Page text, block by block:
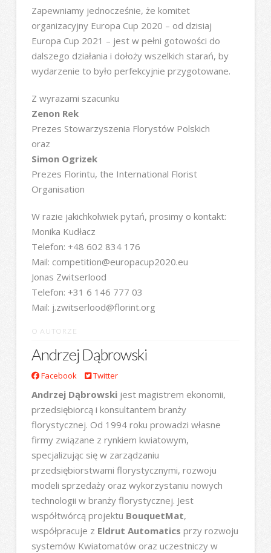
Zapewniamy jednocześnie, że komitet
organizacyjny Europa Cup 2020 – od dzisiaj
Europa Cup 2021 – jest w pełni gotowości do
dalszego działania i dołoży wszelkich starań, by
wydarzenie to było perfekcyjnie przygotowane.
Z wyrazami szacunku
Zenon Rek
Prezes Stowarzyszenia Florystów Polskich
oraz
Simon Ogrizek
Prezes Florintu, the International Florist
Organisation
W razie jakichkolwiek pytań, prosimy o kontakt:
Monika Kudłacz
Telefon: +48 602 834 176
Mail: competition@europacup2020.eu
Jonas Zwitserlood
Telefon: +31 6 146 777 03
Mail: j.zwitserlood@florint.org
O AUTORZE
Andrzej Dąbrowski
Facebook Twitter
Andrzej Dąbrowskijest magistrem ekonomii,
przedsiębiorcą i konsultantem branży
florystycznej. Od 1994 roku prowadzi własne
firmy związane z rynkiem kwiatowym,
specjalizując się w zarządzaniu
przedsiębiorstwami florystycznymi, rozwoju
modeli sprzedaży oraz wykorzystaniu nowych
technologii w branży florystycznej. Jest
współtwórcą projektu BouquetMat,
współpracuje z Eldrut Automatics przy rozwoju
systemów Kwiatomatów oraz uczestniczy w